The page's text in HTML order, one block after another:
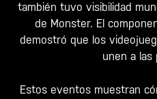
también tuvo visibilidad
de Monster. El
demostró que los
unen a las
Estos eventos muestran